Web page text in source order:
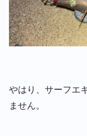
やはり、サーフエ
ません。